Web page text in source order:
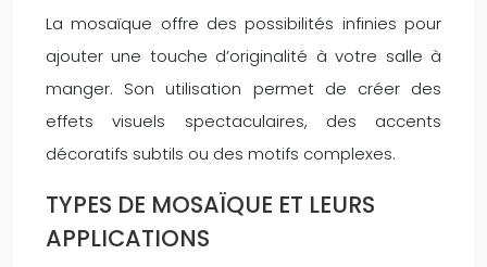
La mosaïque offre des possibilités infinies pour
ajouter une touche d’originalité à votre salle à
manger. Son utilisation permet de créer des
effets visuels spectaculaires, des accents
décoratifs subtils ou des motifs complexes.
TYPES DE MOSAÏQUE ET LEURS
APPLICATIONS